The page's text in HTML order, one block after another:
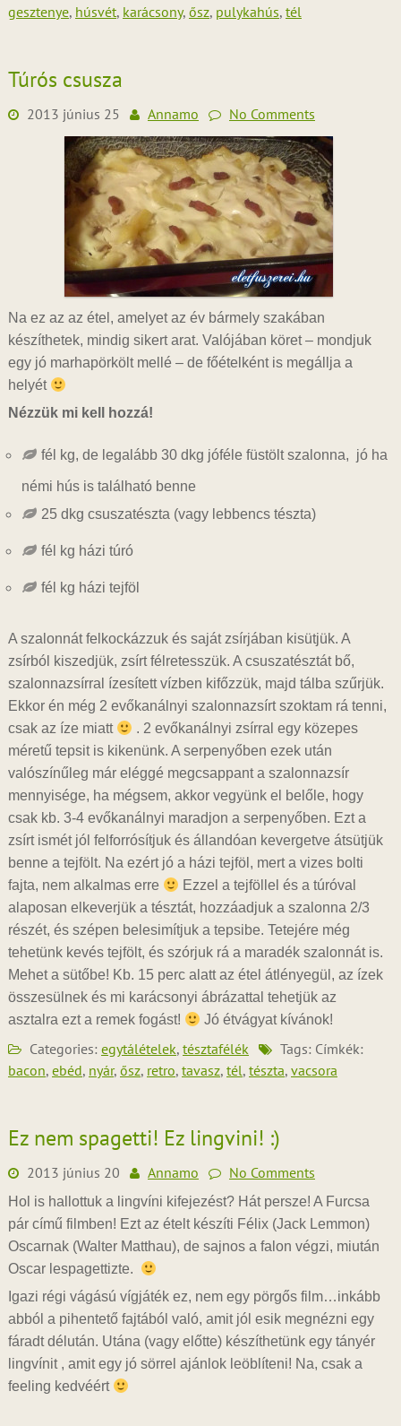
gesztenye, húsvét, karácsony, ősz, pulykahús, tél
Túrós csusza
2013 június 25 Annamo No Comments
Na ez az az étel, amelyet az év bármely szakában
készíthetek, mindig sikert arat. Valójában köret – mondjuk
egy jó marhapörkölt mellé – de főételként is megállja a
helyét
Nézzük mi kell hozzá!
fél kg, de legalább 30 dkg jóféle füstölt szalonna, jó ha
némi hús is található benne
25 dkg csuszatészta (vagy lebbencs tészta)
fél kg házi túró
fél kg házi tejföl
A szalonnát felkockázzuk és saját zsírjában kisütjük. A
zsírból kiszedjük, zsírt félretesszük. A csuszatésztát bő,
szalonnazsírral ízesített vízben kifőzzük, majd tálba szűrjük.
Ekkor én még 2 evőkanálnyi szalonnazsírt szoktam rá tenni,
csak az íze miatt
. 2 evőkanálnyi zsírral egy közepes
méretű tepsit is kikenünk. A serpenyőben ezek után
valószínűleg már eléggé megcsappant a szalonnazsír
mennyisége, ha mégsem, akkor vegyünk el belőle, hogy
csak kb. 3-4 evőkanálnyi maradjon a serpenyőben. Ezt a
zsírt ismét jól felforrósítjuk és állandóan kevergetve átsütjük
benne a tejfölt. Na ezért jó a házi tejföl, mert a vizes bolti
fajta, nem alkalmas erre
Ezzel a tejföllel és a túróval
alaposan elkeverjük a tésztát, hozzáadjuk a szalonna 2/3
részét, és szépen belesimítjuk a tepsibe. Tetejére még
tehetünk kevés tejfölt, és szórjuk rá a maradék szalonnát is.
Mehet a sütőbe! Kb. 15 perc alatt az étel átlényegül, az ízek
összesülnek és mi karácsonyi ábrázattal tehetjük az
asztalra ezt a remek fogást!
Jó étvágyat kívánok!
Categories: egytálételek, tésztafélék
Tags: Címkék:
bacon, ebéd, nyár, ősz, retro, tavasz, tél, tészta, vacsora
Ez nem spagetti! Ez lingvini! :)
2013 június 20 Annamo No Comments
Hol is hallottuk a lingvíni kifejezést? Hát persze! A Furcsa
pár című filmben! Ezt az ételt készíti Félix (Jack Lemmon)
Oscarnak (Walter Matthau), de sajnos a falon végzi, miután
Oscar lespagettizte.
Igazi régi vágású vígjáték ez, nem egy pörgős film…inkább
abból a pihentető fajtából való, amit jól esik megnézni egy
fáradt délután. Utána (vagy előtte) készíthetünk egy tányér
lingvínit , amit egy jó sörrel ajánlok leöblíteni! Na, csak a
feeling kedvéért